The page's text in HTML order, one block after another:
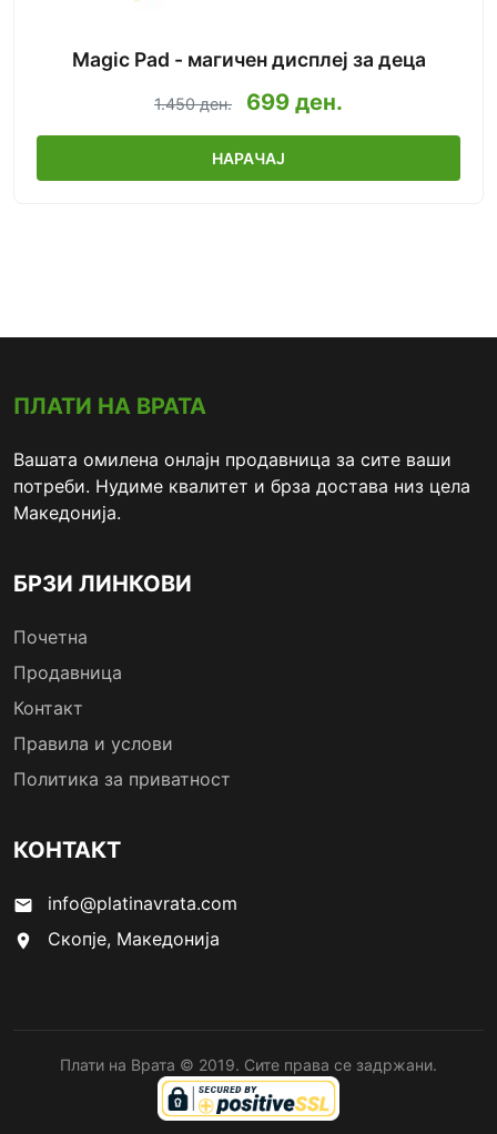
Magic Pad - магичен дисплеј за деца
1.450 ден. 699 ден.
НАРАЧАЈ
ПЛАТИ НА ВРАТА
Вашата омилена онлајн продавница за сите ваши
потреби. Нудиме квалитет и брза достава низ цела
Македонија.
БРЗИ ЛИНКОВИ
Почетна
Продавница
Контакт
Правила и услови
Политика за приватност
КОНТАКТ
email info@platinavrata.com
location_on Скопје, Македонија
Плати на Врата © 2019. Сите права се задржани.